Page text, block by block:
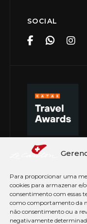
Para proporcionar uma
cookies para armazenar e/
consentimento com essas
como comportamento da
não consentimento ou a
negativamente
SOCIAL
© Copyright